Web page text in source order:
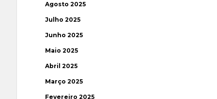
Agosto 2025
Julho 2025
Junho 2025
Maio 2025
Abril 2025
Março 2025
Fevereiro 2025